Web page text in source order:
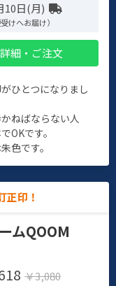
10日(月)
けへお届け）
細・ご注文
ひとつになりまし
ねばならない人
OKです。
色です。
正印！
ムQOOM
￥3,080